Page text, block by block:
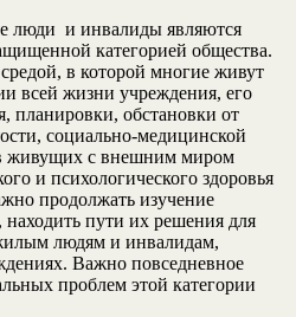
люди и инвалиды являются
категорией общества.
в которой многие живут
всей жизни учреждения, его
планировки, обстановки от
социально-медицинской
живущих с внешним миром
и психологического здоровья
продолжать изучение
пути их решения для
людям и инвалидам,
Важно повседневное
проблем этой категории